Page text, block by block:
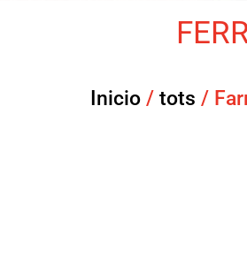
Inicio / tots /